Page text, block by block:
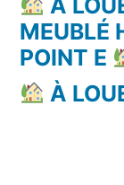
MEUBLÉ
POINT E
À